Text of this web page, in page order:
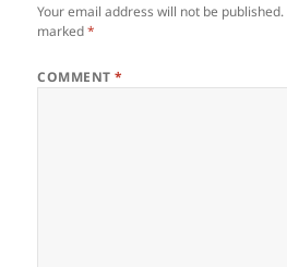
Your email address will not be published.
marked*
COMMENT*